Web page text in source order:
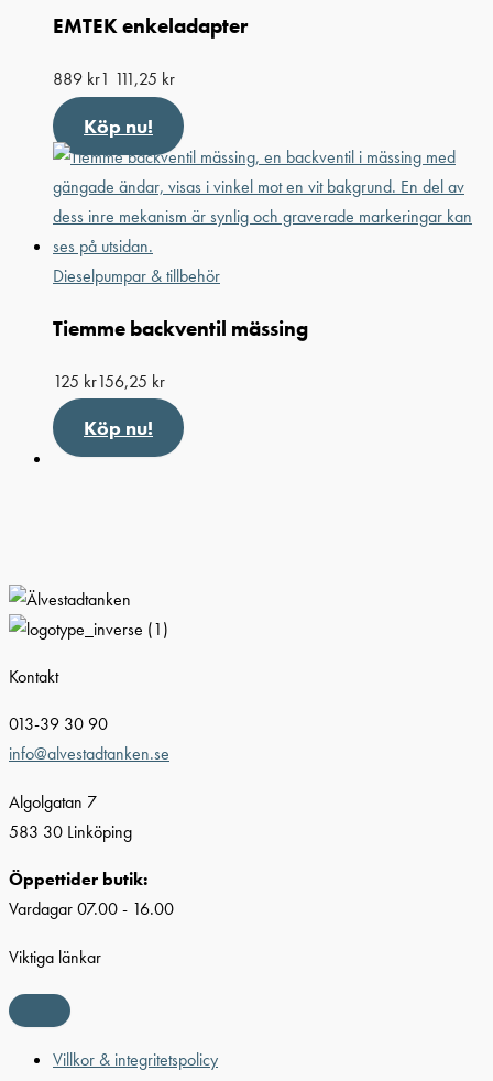
EMTEK enkeladapter
889 kr1 111,25 kr
Köp nu!
Dieselpumpar & tillbehör
Tiemme backventil mässing
125 kr156,25 kr
Köp nu!
Kontakt
013-39 30 90
info@alvestadtanken.se
Algolgatan 7
583 30 Linköping
Öppettider butik:
Vardagar 07.00 - 16.00
Viktiga länkar
Villkor & integritetspolicy